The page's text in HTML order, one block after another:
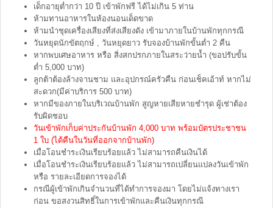
เด็กอายุต่ำกว่า 10 ปี เข้าพักฟรี ได้ไม่เกิน 5 ท่าน
ห้ามทานอาหารในห้องนอนเด็ดขาด
ห้ามนำชุดเครื่องเสียงที่ส่งเสียงดัง เข้ามาภายในบ้านพักทุกกรณี
วันหยุดนักขัตฤกษ์ , วันหยุดยาว รับจองบ้านพักขั้นต่ำ 2 คืน
หากพบเศษอาหาร หรือ สิ่งสกปรกภายในสระว่ายน้ำ (ขอปรับขั้น
ต่ำ 5,000 บาท)
ลูกต้าต้องล้างจานชาม และอุปกรณ์ครัวคืน ก่อนเช็คเอ้าท์ หากไม่
สะดวก(มีค่าบริการ 500 บาท)
หากมีของภายในบริเวณบ้านพัก สูญหายเสียหายชำรุด ผู้เช่าต้อง
รับผิดชอบ
วันเข้าพักเก็บค่าประกันบ้านพัก 4,000 บาท พร้อมบัตรประชาชน
1 ใบ (ได้คืนในวันที่ออกจากบ้านพัก)
เมื่อโอนชำระเงินเรียบร้อยแล้ว ไม่สามารถคืนเงินได้
เมื่อโอนชำระเงินเรียบร้อยแล้ว ไม่สามารถเปลี่ยนแปลงวันเข้าพัก
หรือ รายละเอียดการจองได้
กรณีผู้เข้าพักเกินจำนวนที่ได้ทำการจองมา โดยไม่แจ้งทางเรา
ก่อน ขอสงวนสิทธิ์ในการเข้าพักและคืนเงินทุกกรณี